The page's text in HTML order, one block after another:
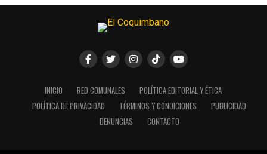
INICIO RED COMUNALES
POLÍTICA EDITORIAL Y ÉTICA
POLÍTICA DE PRIVACIDAD
TÉRMINOS Y CONDICIONES
PUBLICIDAD
DENUNCIAS
CONTACTO